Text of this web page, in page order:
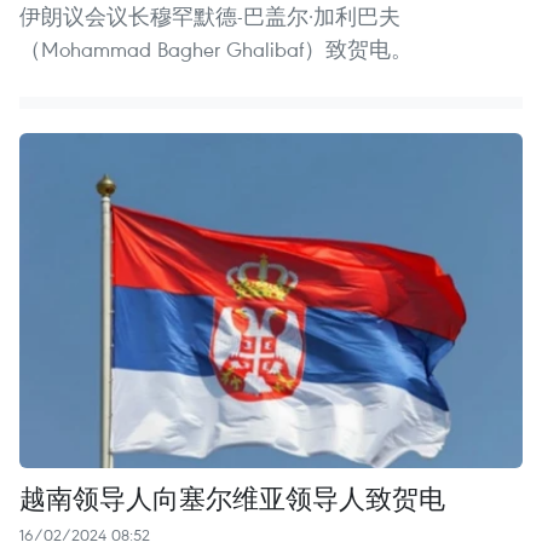
伊朗议会议长穆罕默德-巴盖尔·加利巴夫
（Mohammad Bagher Ghalibaf）致贺电。
越南领导人向塞尔维亚领导人致贺电
16/02/2024 08:52